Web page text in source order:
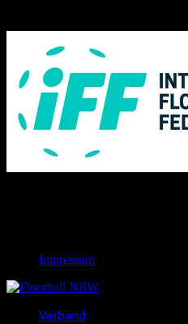
Impressum
Verband